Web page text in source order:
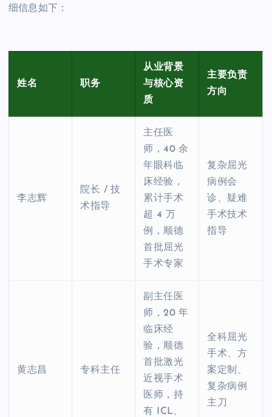
细信息如下：
姓名 职务
从业背景
与核心资
质
主要负责
方向
李志辉
院长 / 技
术指导
主任医
师，40 余
年眼科临
床经验，
累计手术
超 4 万
例，顺德
首批屈光
手术专家
复杂屈光
病例会
诊、疑难
手术技术
指导
黄志昌 专科主任
副主任医
师，20 年
临床经
验，顺德
首批激光
近视手术
医师，持
有 ICL、
全科屈光
手术、方
案定制、
复杂病例
主刀